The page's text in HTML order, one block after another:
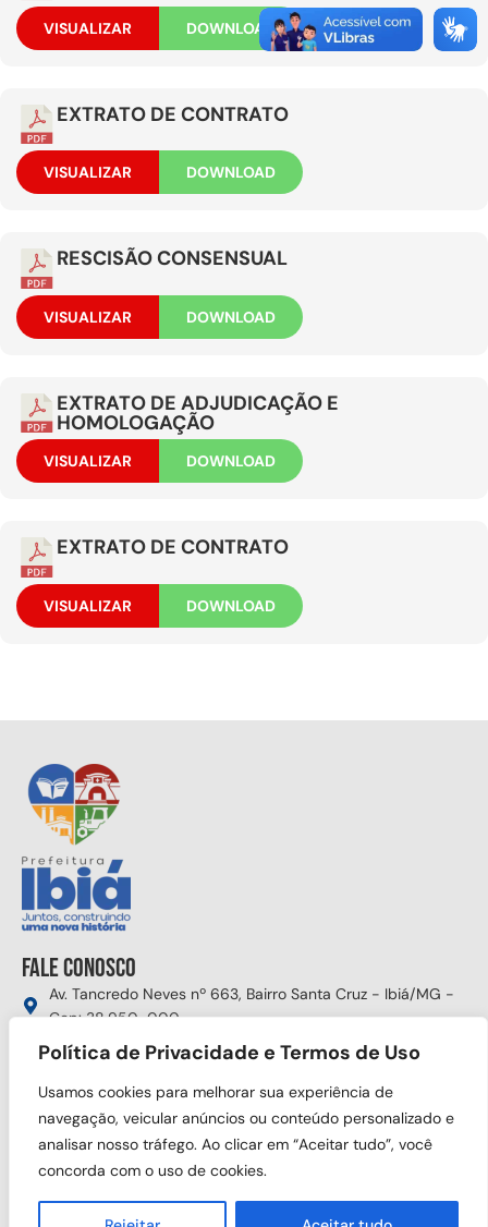
Política de Privacidade e Termos de Uso
Usamos cookies para melhorar sua experiência de
navegação, veicular anúncios ou conteúdo personalizado e
analisar nosso tráfego. Ao clicar em “Aceitar tudo”, você
concorda com o uso de cookies.
VISUALIZAR DOWNLOAD
EXTRATO DE CONTRATO
VISUALIZAR DOWNLOAD
RESCISÃO CONSENSUAL
VISUALIZAR DOWNLOAD
EXTRATO DE ADJUDICAÇÃO E
HOMOLOGAÇÃO
VISUALIZAR DOWNLOAD
EXTRATO DE CONTRATO
VISUALIZAR DOWNLOAD
Fale conosco
Av. Tancredo Neves nº 663, Bairro Santa Cruz - Ibiá/MG -
Cep: 38.950-000
(34) 3631-5750
Segunda à sexta das 8:00h às 17:30h
Siga nas redes sociais